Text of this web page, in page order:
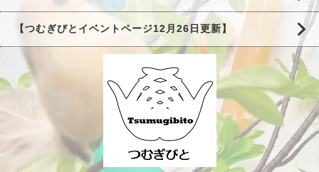
【つむぎびとイベントページ12月26日更新】